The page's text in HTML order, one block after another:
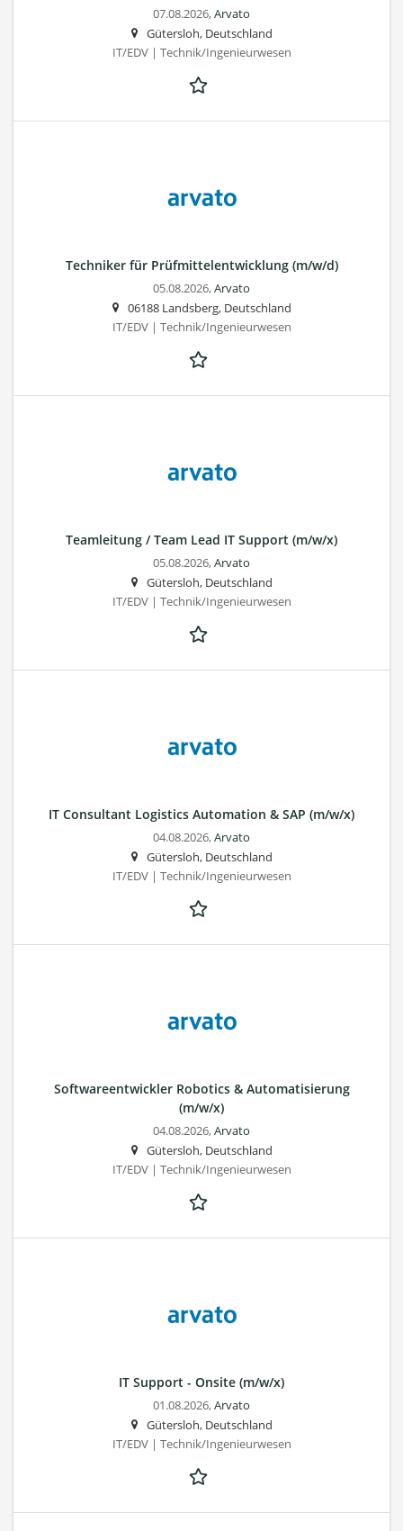
07.08.2026,Arvato
Gütersloh, Deutschland
IT/EDV | Technik/Ingenieurwesen
Techniker für Prüfmittelentwicklung (m/w/d)
05.08.2026,Arvato
06188 Landsberg, Deutschland
IT/EDV | Technik/Ingenieurwesen
Teamleitung / Team Lead IT Support (m/w/x)
05.08.2026,Arvato
Gütersloh, Deutschland
IT/EDV | Technik/Ingenieurwesen
IT Consultant Logistics Automation & SAP (m/w/x)
04.08.2026,Arvato
Gütersloh, Deutschland
IT/EDV | Technik/Ingenieurwesen
Softwareentwickler Robotics & Automatisierung
(m/w/x)
04.08.2026,Arvato
Gütersloh, Deutschland
IT/EDV | Technik/Ingenieurwesen
IT Support - Onsite (m/w/x)
01.08.2026,Arvato
Gütersloh, Deutschland
IT/EDV | Technik/Ingenieurwesen